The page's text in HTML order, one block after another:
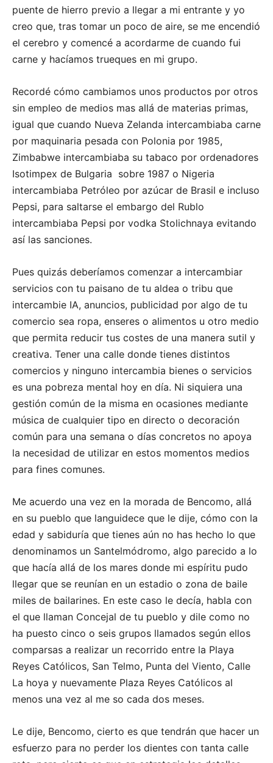
puente de hierro previo a llegar a mi entrante y yo
creo que, tras tomar un poco de aire, se me encendió
el cerebro y comencé a acordarme de cuando fui
carne y hacíamos trueques en mi grupo.
Recordé cómo cambiamos unos productos por otros
sin empleo de medios mas allá de materias primas,
igual que cuando Nueva Zelanda intercambiaba carne
por maquinaria pesada con Polonia por 1985,
Zimbabwe intercambiaba su tabaco por ordenadores
Isotimpex de Bulgaria sobre 1987 o Nigeria
intercambiaba Petróleo por azúcar de Brasil e incluso
Pepsi, para saltarse el embargo del Rublo
intercambiaba Pepsi por vodka Stolichnaya evitando
así las sanciones.
Pues quizás deberíamos comenzar a intercambiar
servicios con tu paisano de tu aldea o tribu que
intercambie IA, anuncios, publicidad por algo de tu
comercio sea ropa, enseres o alimentos u otro medio
que permita reducir tus costes de una manera sutil y
creativa. Tener una calle donde tienes distintos
comercios y ninguno intercambia bienes o servicios
es una pobreza mental hoy en día. Ni siquiera una
gestión común de la misma en ocasiones mediante
música de cualquier tipo en directo o decoración
común para una semana o días concretos no apoya
la necesidad de utilizar en estos momentos medios
para fines comunes.
Me acuerdo una vez en la morada de Bencomo, allá
en su pueblo que languidece que le dije, cómo con la
edad y sabiduría que tienes aún no has hecho lo que
denominamos un Santelmódromo, algo parecido a lo
que hacía allá de los mares donde mi espíritu pudo
llegar que se reunían en un estadio o zona de baile
miles de bailarines. En este caso le decía, habla con
el que llaman Concejal de tu pueblo y dile como no
ha puesto cinco o seis grupos llamados según ellos
comparsas a realizar un recorrido entre la Playa
Reyes Católicos, San Telmo, Punta del Viento, Calle
La hoya y nuevamente Plaza Reyes Católicos al
menos una vez al me so cada dos meses.
Le dije, Bencomo, cierto es que tendrán que hacer un
esfuerzo para no perder los dientes con tanta calle